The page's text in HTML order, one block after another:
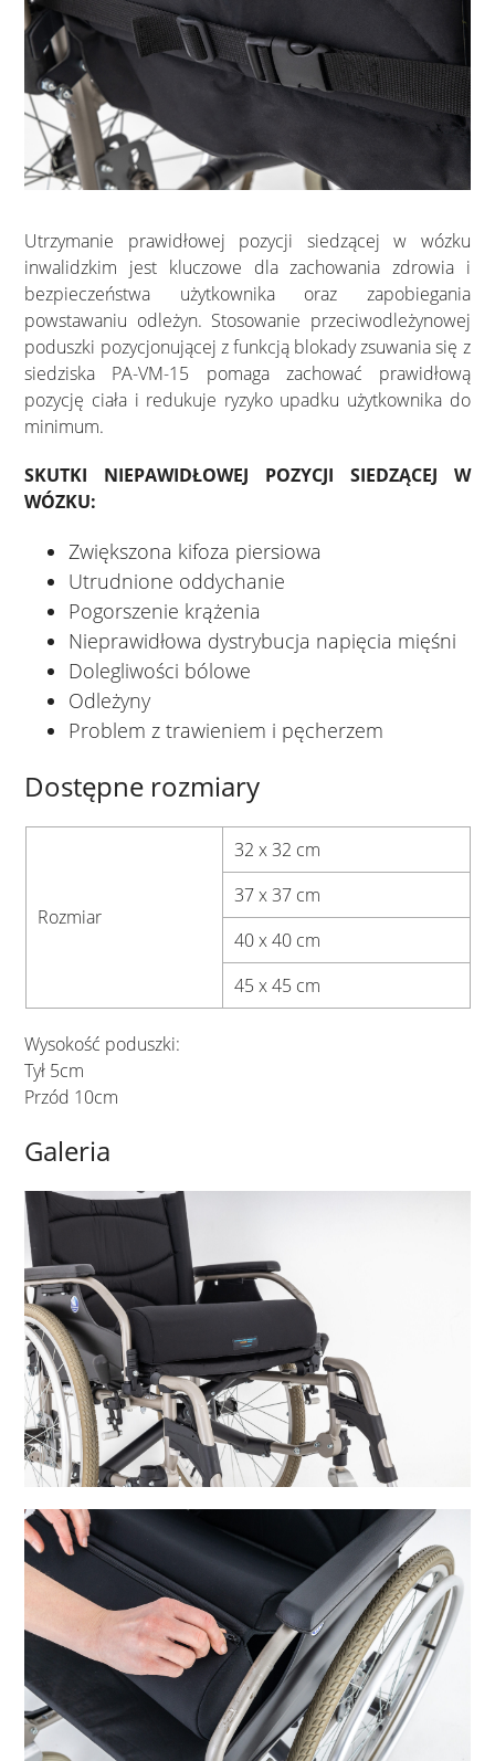
Utrzymanie prawidłowej pozycji siedzącej w wózku
inwalidzkim jest kluczowe dla zachowania zdrowia i
bezpieczeństwa użytkownika oraz zapobiegania
powstawaniu odleżyn. Stosowanie przeciwodleżynowej
poduszki pozycjonującej z funkcją blokady zsuwania się z
siedziska PA-VM-15 pomaga zachować prawidłową
pozycję ciała i redukuje ryzyko upadku użytkownika do
minimum.
SKUTKI NIEPAWIDŁOWEJ POZYCJI SIEDZĄCEJ W
WÓZKU:
Zwiększona kifoza piersiowa
Utrudnione oddychanie
Pogorszenie krążenia
Nieprawidłowa dystrybucja napięcia mięśni
Dolegliwości bólowe
Odleżyny
Problem z trawieniem i pęcherzem
Dostępne rozmiary
Rozmiar
32 x 32 cm
37 x 37 cm
40 x 40 cm
45 x 45 cm
Wysokość poduszki:
Tył 5cm
Przód 10cm
Galeria